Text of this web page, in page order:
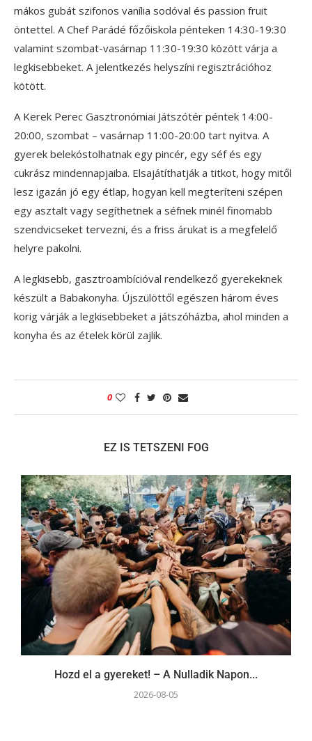
mákos gubát szifonos vanília sodóval és passion fruit
öntettel. A Chef Parádé főzőiskola pénteken 14:30-19:30
valamint szombat-vasárnap 11:30-19:30 között várja a
legkisebbeket. A jelentkezés helyszíni regisztrációhoz
kötött.
A Kerek Perec Gasztronómiai Játszótér péntek 14:00-
20:00, szombat – vasárnap 11:00-20:00 tart nyitva. A
gyerek belekóstolhatnak egy pincér, egy séf és egy
cukrász mindennapjaiba. Elsajátíthatják a titkot, hogy mitől
lesz igazán jó egy étlap, hogyan kell megteríteni szépen
egy asztalt vagy segíthetnek a séfnek minél finomabb
szendvicseket tervezni, és a friss árukat is a megfelelő
helyre pakolni.
A legkisebb, gasztroambícióval rendelkező gyerekeknek
készült a Babakonyha. Újszülöttől egészen három éves
korig várják a legkisebbeket a játszóházba, ahol minden a
konyha és az ételek körül zajlik.
0
EZ IS TETSZENI FOG
Hozd el a gyereket! – A Nulladik Napon...
2026-08-05